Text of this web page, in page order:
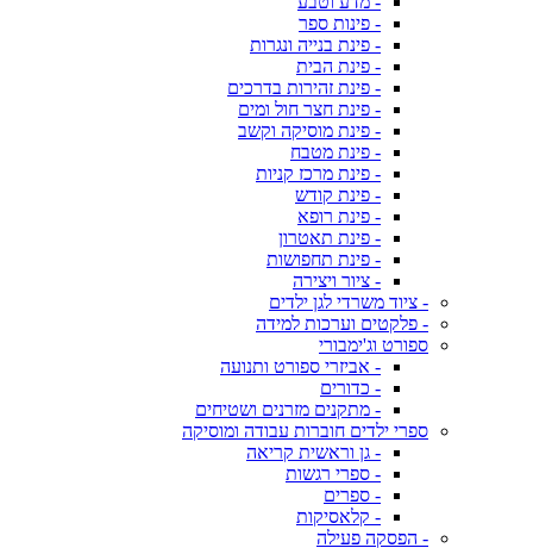
- פינות ספר
- פינת בנייה ונגרות
- פינת הבית
- פינת זהירות בדרכים
- פינת חצר חול ומים
- פינת מוסיקה וקשב
- פינת מטבח
- פינת מרכז קניות
- פינת קודש
- פינת רופא
- פינת תאטרון
- פינת תחפושות
- ציור ויצירה
- ציוד משרדי לגן ילדים
- פלקטים וערכות למידה
ספורט וג'ימבורי
- אביזרי ספורט ותנועה
- כדורים
- מתקנים מזרנים ושטיחים
ספרי ילדים חוברות עבודה ומוסיקה
- גן וראשית קריאה
- ספרי רגשות
- ספרים
- קלאסיקות
- הפסקה פעילה